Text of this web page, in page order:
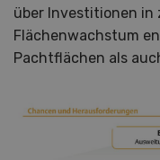
über Investitionen in
Flächenwachstum
Pachtflächen als